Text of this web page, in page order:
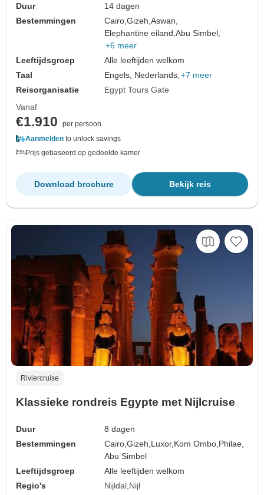
Duur
14 dagen
Bestemmingen
Cairo,Gizeh,Aswan,
Elephantine eiland,Abu Simbel,
+6 meer
Leeftijdsgroep
Alle leeftijden welkom
Taal
Engels, Nederlands, +7 meer
Reisorganisatie
Egypt Tours Gate
Vanaf
€1.910
per persoon
Aanmelden to unlock savings
Prijs gebaseerd op gedeelde kamer
Bekijk reis
Download brochure
Riviercruise
Klassieke rondreis Egypte met Nijlcruise
Duur
8 dagen
Bestemmingen
Cairo,Gizeh,Luxor,Kom Ombo,Philae,
Abu Simbel
Leeftijdsgroep
Alle leeftijden welkom
Regio's
Nijldal Nijl